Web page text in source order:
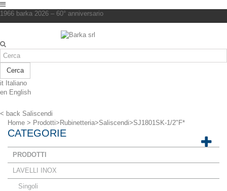
1966 barka 2026 – 60° anniversario
Cerca
it Italiano
en English
< back Saliscendi
Home > Prodotti> Rubinetteria>Saliscendi>SJ1801SK-1/2"F*
CATEGORIE
PRODOTTI
LAVELLI INOX
Singoli